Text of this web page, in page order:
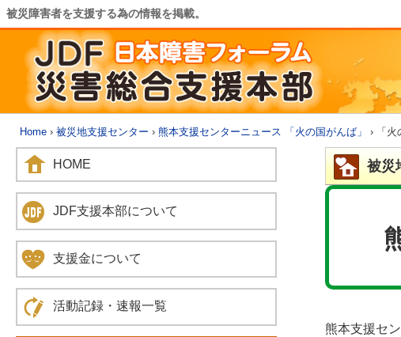
被災障害者を支援する為の情報を掲載。
Home › 被災地支援センター › 熊本支援センターニュース 「火の国がんば」 › 「火
被災
熊本支援セ
HOME
JDF支援本部について
支援金について
活動記録・速報一覧